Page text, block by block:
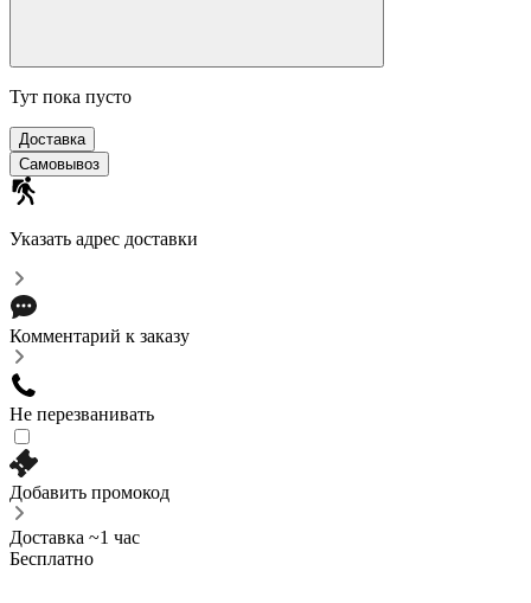
Тут пока пусто
Доставка
Самовывоз
Указать адрес доставки
Комментарий к заказу
Не перезванивать
Добавить промокод
Доставка ~1 час
Бесплатно